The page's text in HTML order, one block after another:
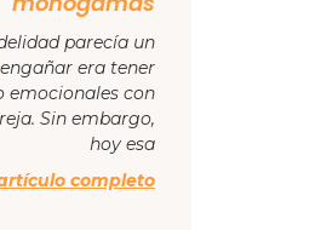
parecía un
era tener
emocionales con
Sin embargo,
hoy esa
completo